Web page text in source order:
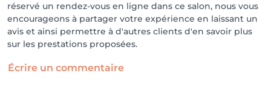
réservé un rendez-vous en ligne dans ce salon, nous vous
encourageons à partager votre expérience en laissant un
avis et ainsi permettre à d'autres clients d'en savoir plus
sur les prestations proposées.
Écrire un commentaire